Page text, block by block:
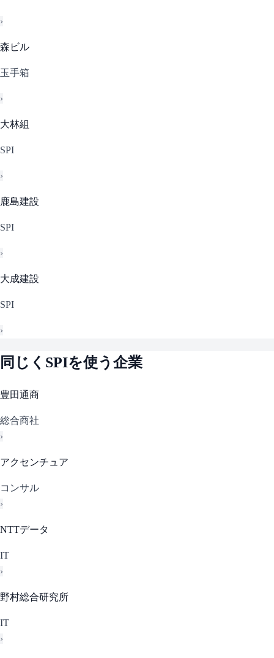
›
森ビル
玉手箱
›
大林組
SPI
›
鹿島建設
SPI
›
大成建設
SPI
›
同じく SPIを使う企業
豊田通商
総合商社
›
アクセンチュア
コンサル
›
NTTデータ
IT
›
野村総合研究所
IT
›